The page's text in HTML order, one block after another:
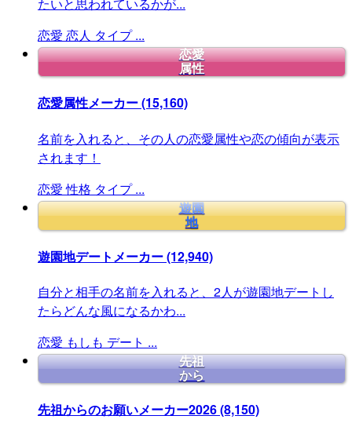
恋愛 恋人 タイプ ...
恋愛
属性
恋愛属性メーカー(15,160)
名前を入れると、その人の恋愛属性や恋の傾向が表示
されます！
恋愛 性格 タイプ ...
遊園
地
遊園地デートメーカー(12,940)
自分と相手の名前を入れると、2人が遊園地デートし
たらどんな風になるかわ...
恋愛 もしも デート ...
先祖
から
先祖からのお願いメーカー2026(8,150)